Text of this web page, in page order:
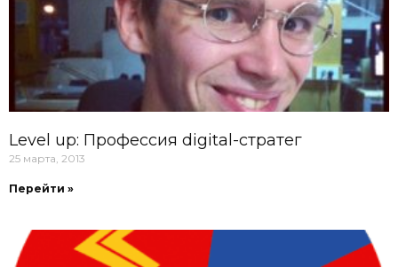
Level up: Профессия digital-стратег
25 марта, 2013
Перейти »